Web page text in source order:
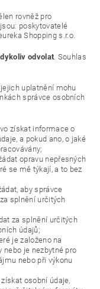
rovněž pro
poskytovatelé
Shopping s.r.o.
odvolat. Souhlas
uplatnění mohu
správce osobních
získat informace o
a pokud ano, o jaké
opravu nepřesných
se mě týkají, a to bez
aby správce
splnění určitých
za splnění určitých
údajů;
je založeno na
nebo je nezbytné pro
nebo při výkonu
osobní údaje,